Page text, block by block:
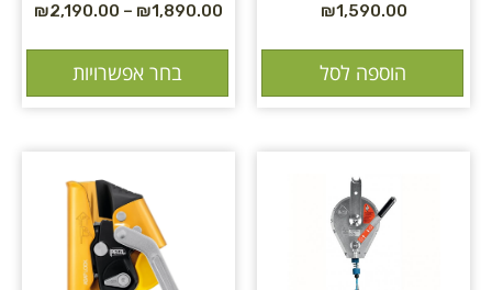
₪1,590.00
הוספה לסל
₪1,890.00
–
₪2,190.00
בחר אפשרויות